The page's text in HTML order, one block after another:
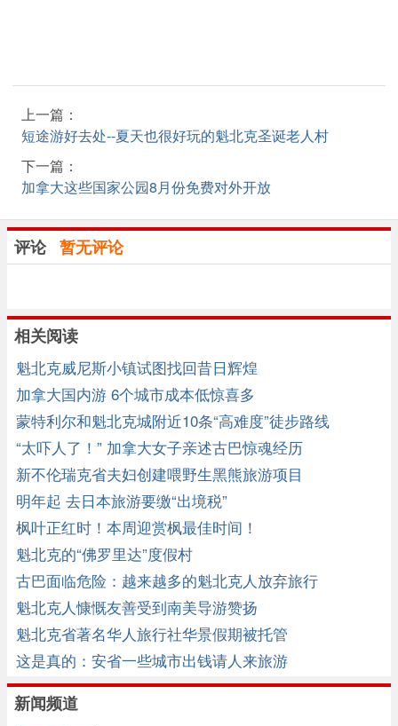
上一篇：
短途游好去处--夏天也很好玩的魁北克圣诞老人村
下一篇：
加拿大这些国家公园8月份免费对外开放
评论 暂无评论
相关阅读
魁北克威尼斯小镇试图找回昔日辉煌
加拿大国内游 6个城市成本低惊喜多
蒙特利尔和魁北克城附近10条“高难度”徒步路线
“太吓人了！” 加拿大女子亲述古巴惊魂经历
新不伦瑞克省夫妇创建喂野生黑熊旅游项目
明年起 去日本旅游要缴“出境税”
枫叶正红时！本周迎赏枫最佳时间！
魁北克的“佛罗里达”度假村
古巴面临危险：越来越多的魁北克人放弃旅行
魁北克人慷慨友善受到南美导游赞扬
魁北克省著名华人旅行社华景假期被托管
这是真的：安省一些城市出钱请人来旅游
新闻频道